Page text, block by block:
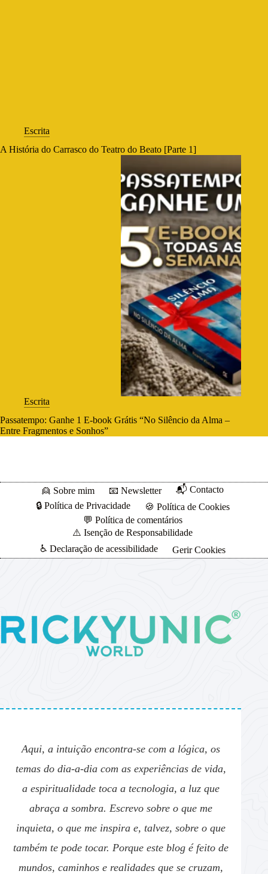
Escrita
A História do Carrasco do Teatro do Beato [Parte 1]
Escrita
Passatempo: Ganhe 1 E-book Grátis “No Silêncio da Alma –
Entre Fragmentos e Sonhos”
👱 Sobre mim 📧 Newsletter
📬 Contacto
🔒 Política de Privacidade
🍪 Política de Cookies
💬 Política de comentários
⚠️ Isenção de Responsabilidade
♿ Declaração de acessibilidade
Gerir Cookies
Aqui, a intuição encontra-se com a lógica, os
temas do dia-a-dia com as experiências de vida,
a espiritualidade toca a tecnologia, a luz que
abraça a sombra. Escrevo sobre o que me
inquieta, o que me inspira e, talvez, sobre o que
também te pode tocar. Porque este blog é feito de
mundos, caminhos e realidades que se cruzam,